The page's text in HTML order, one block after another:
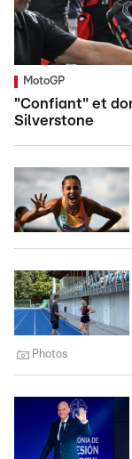
MotoGP
"Confiant" et
Silverstone
Photos